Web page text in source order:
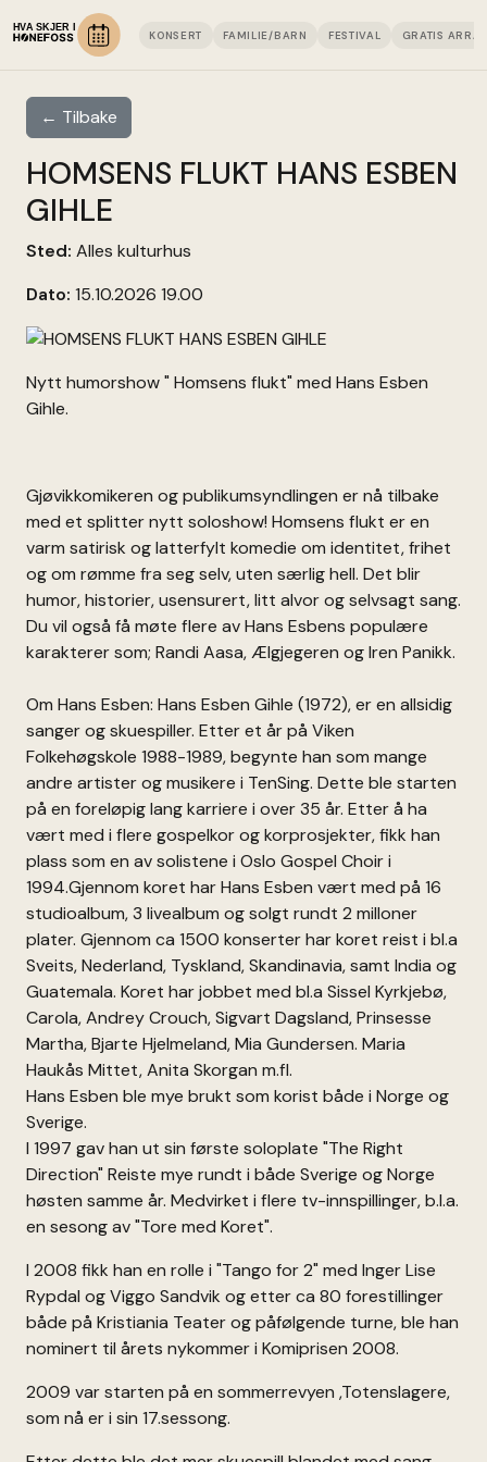
KONSERT FAMILIE/BARN FESTIVAL GRATIS
← Tilbake
HOMSENS FLUKT HANS ESBEN
GIHLE
Sted: Alles kulturhus
Dato: 15.10.2026 19.00
Nytt humorshow " Homsens flukt" med Hans Esben
Gihle.
Gjøvikkomikeren og publikumsyndlingen er nå tilbake
med et splitter nytt soloshow! Homsens flukt er en
varm satirisk og latterfylt komedie om identitet, frihet
og om rømme fra seg selv, uten særlig hell. Det blir
humor, historier, usensurert, litt alvor og selvsagt sang.
Du vil også få møte flere av Hans Esbens populære
karakterer som; Randi Aasa, Ælgjegeren og Iren Panikk.
Om Hans Esben: Hans Esben Gihle (1972), er en allsidig
sanger og skuespiller. Etter et år på Viken
Folkehøgskole 1988-1989, begynte han som mange
andre artister og musikere i TenSing. Dette ble starten
på en foreløpig lang karriere i over 35 år. Etter å ha
vært med i flere gospelkor og korprosjekter, fikk han
plass som en av solistene i Oslo Gospel Choir i
1994.Gjennom koret har Hans Esben vært med på 16
studioalbum, 3 livealbum og solgt rundt 2 milloner
plater. Gjennom ca 1500 konserter har koret reist i bl.a
Sveits, Nederland, Tyskland, Skandinavia, samt India og
Guatemala. Koret har jobbet med bl.a Sissel Kyrkjebø,
Carola, Andrey Crouch, Sigvart Dagsland, Prinsesse
Martha, Bjarte Hjelmeland, Mia Gundersen. Maria
Haukås Mittet, Anita Skorgan m.fl.
Hans Esben ble mye brukt som korist både i Norge og
Sverige.
I 1997 gav han ut sin første soloplate "The Right
Direction" Reiste mye rundt i både Sverige og Norge
høsten samme år. Medvirket i flere tv-innspillinger, b.l.a.
en sesong av "Tore med Koret".
I 2008 fikk han en rolle i "Tango for 2" med Inger Lise
Rypdal og Viggo Sandvik og etter ca 80 forestillinger
både på Kristiania Teater og påfølgende turne, ble han
nominert til årets nykommer i Komiprisen 2008.
2009 var starten på en sommerrevyen ,Totenslagere,
som nå er i sin 17.sessong.